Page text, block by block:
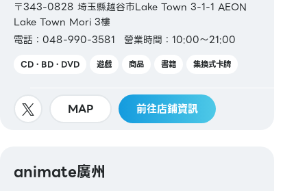
〒343-0828 埼玉縣越谷市Lake Town 3-1-1 AEON
Lake Town Mori 3樓
電話：048-990-3581
營業時間：10:00～21:00
CD・BD・DVD 遊戲 商品 書籍 集換式卡牌
MAP 前往店鋪資訊
animate廣州